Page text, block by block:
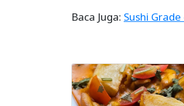
Baca Juga: Sushi